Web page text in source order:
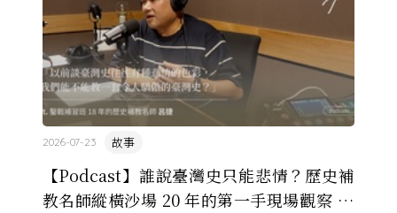
【Podcast】誰說臺灣史只能悲情？歷史補
教名師縱橫沙場 20 年的第一手現場觀察 ft.
故事
2026-07-23